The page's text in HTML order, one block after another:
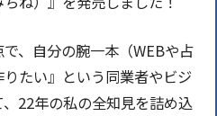
、自分の腕一本（WEBや占
たい』という同業者やビジ
22年の私の全知見を詰め込